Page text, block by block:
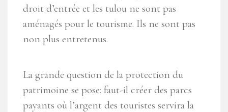
droit d’entrée et les tulou ne sont pas
aménagés pour le tourisme. Ils ne sont pas
non plus entretenus.
La grande question de la protection du
patrimoine se pose: faut-il créer des parcs
payants où l’argent des touristes servira la